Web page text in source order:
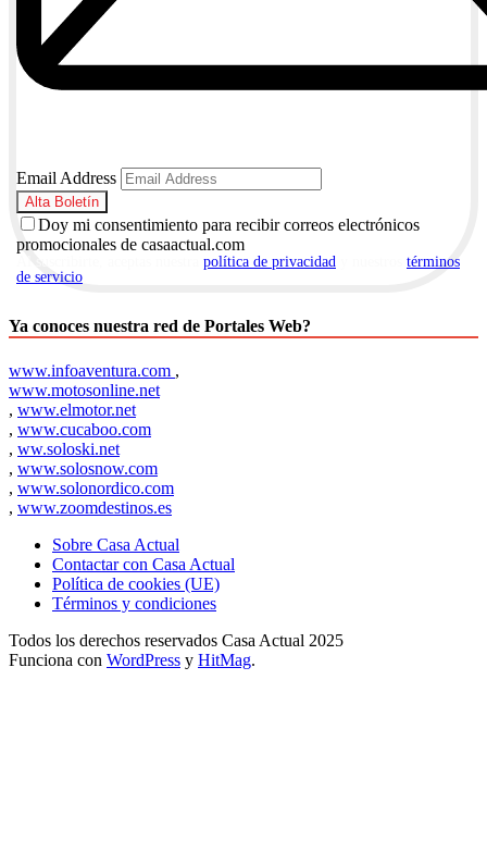
Email Address
Doy mi consentimiento para recibir correos electrónicos
promocionales de casaactual.com
política de privacidad
términos
de servicio
Ya conoces nuestra red de Portales Web?
www.infoaventura.com ,
www.motosonline.net
, www.elmotor.net
, www.cucaboo.com
, ww.soloski.net
, www.solosnow.com
, www.solonordico.com
, www.zoomdestinos.es
Sobre Casa Actual
Contactar con Casa Actual
Política de cookies (UE)
Términos y condiciones
Todos los derechos reservados Casa Actual 2025
Funciona con WordPress y HitMag.